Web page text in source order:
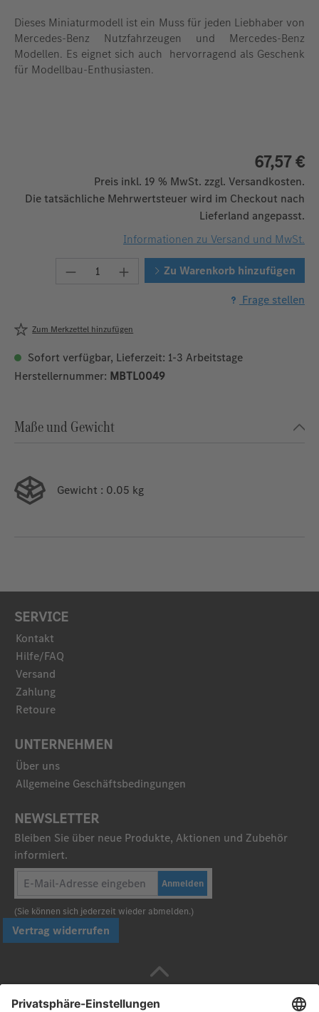
Dieses Miniaturmodell ist ein Muss für jeden Liebhaber von
Mercedes-Benz Nutzfahrzeugen und Mercedes-Benz
Modellen. Es eignet sich auch hervorragend als Geschenk
für Modellbau-Enthusiasten.
67,57 €
Preis inkl. 19 % MwSt. zzgl. Versandkosten.
Die tatsächliche Mehrwertsteuer wird im Checkout nach
Lieferland angepasst.
Informationen zu Versand und MwSt.
Produkt Anzahl: Gib denZu Warenkorb hinzufügen
Frage stellen
Zum Merkzettel hinzufügen
Sofort verfügbar, Lieferzeit: 1-3 Arbeitstage
Herstellernummer: MBTL0049
Maße und Gewicht
Gewicht : 0.05 kg
SERVICE
Kontakt
Hilfe/FAQ
Versand
Zahlung
Retoure
UNTERNEHMEN
Über uns
Allgemeine Geschäftsbedingungen
NEWSLETTER
Bleiben Sie über neue Produkte, Aktionen und Zubehör
informiert.
Anmelden
(Sie können sich jederzeit wieder abmelden.)
Vertrag widerrufen